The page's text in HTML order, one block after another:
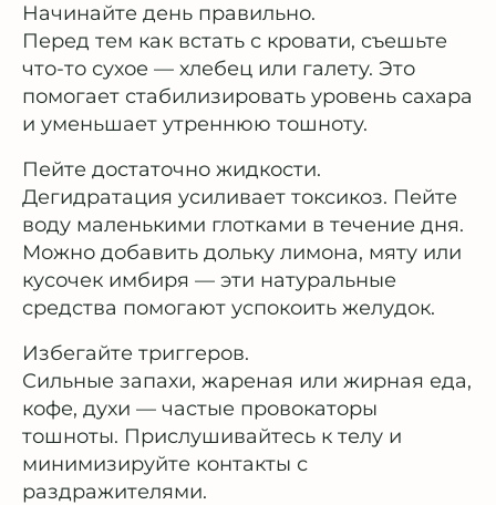
Начинайте день правильно.
Перед тем как встать с кровати, съешьте
что-то сухое — хлебец или галету. Это
помогает стабилизировать уровень сахара
и уменьшает утреннюю тошноту.
Пейте достаточно жидкости.
Дегидратация усиливает токсикоз. Пейте
воду маленькими глотками в течение дня.
Можно добавить дольку лимона, мяту или
кусочек имбиря — эти натуральные
средства помогают успокоить желудок.
Избегайте триггеров.
Сильные запахи, жареная или жирная еда,
кофе, духи — частые провокаторы
тошноты. Прислушивайтесь к телу и
минимизируйте контакты с
раздражителями.